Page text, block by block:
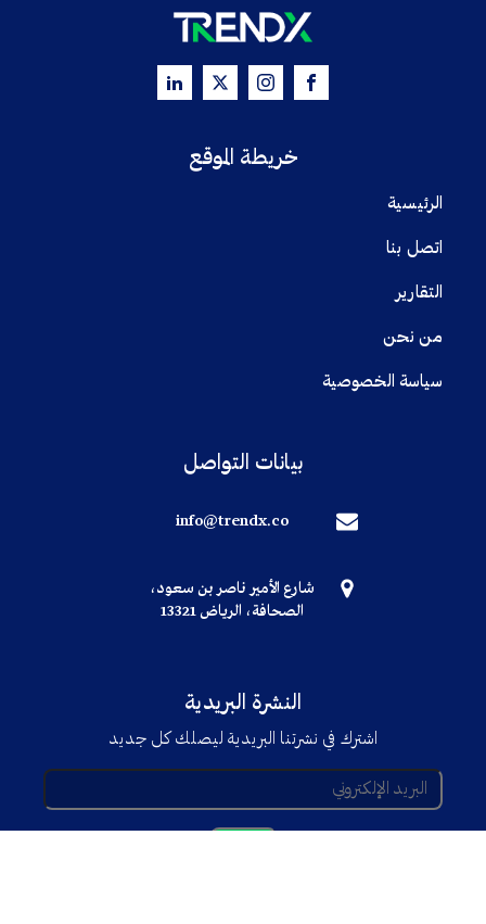
خريطة الموقع
الرئيسية
اتصل بنا
التقارير
من نحن
سياسة الخصوصية
بيانات التواصل
info@trendx.co
شارع الأمير ناصر بن سعود،
الصحافة، الرياض 13321
النشرة البريدية
اشترك في نشرتنا البريدية ليصلك كل جديد